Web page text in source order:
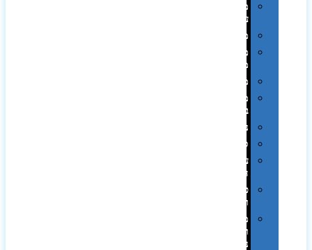
מוצרי
עור
מחברות
מחזיקי
מפתחות
משחקים
מתנה
בפחית
נסיעות
ספורט
על
השולחן…
פינוק
וספא
מזוודות
ותיקי
נסיעות